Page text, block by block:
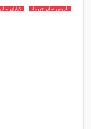
باريس سان جيرمان كيليان مبابي